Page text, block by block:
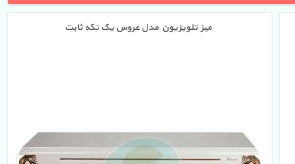
میز تلویزیون مدل عروس یک تکه ثابت